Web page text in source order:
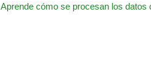
Aprende cómo se procesan los datos